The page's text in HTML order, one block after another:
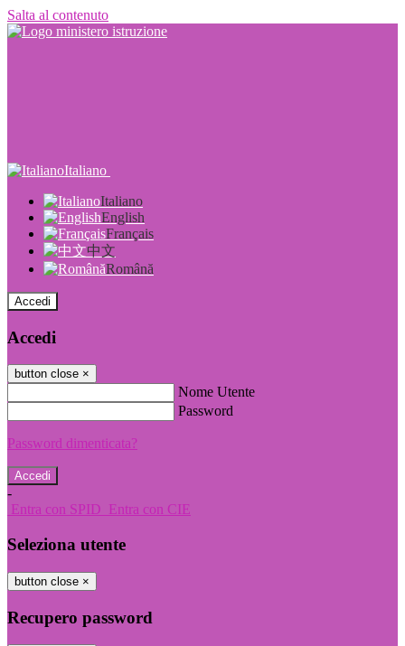
Salta al contenuto
Italiano
Italiano
English
Français
中文
Română
Accedi
Accedi
button close ×
Nome Utente
Password
Password dimenticata?
-
Entra con SPID Entra con CIE
Seleziona utente
button close ×
Recupero password